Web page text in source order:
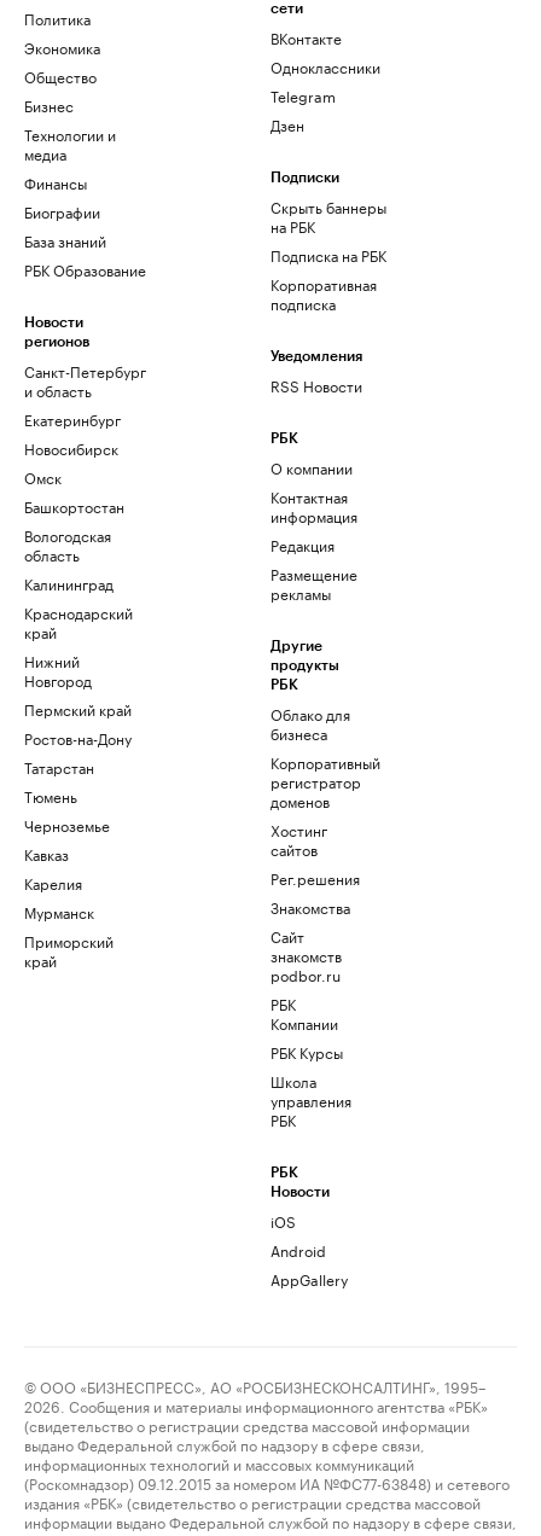
Политика
Экономика
Общество
Бизнес
Технологии и
медиа
Финансы
Биографии
База знаний
РБК Образование
Новости
регионов
Санкт-Петербург
и область
Екатеринбург
Новосибирск
Омск
Башкортостан
Вологодская
область
Калининград
Краснодарский
край
Нижний
Новгород
Пермский край
Ростов-на-Дону
Татарстан
Тюмень
Черноземье
Кавказ
Карелия
Мурманск
Приморский
край
сети
ВКонтакте
Одноклассники
Telegram
Дзен
Подписки
Скрыть баннеры
на РБК
Подписка на РБК
Корпоративная
подписка
Уведомления
RSS Новости
РБК
О компании
Контактная
информация
Редакция
Размещение
рекламы
Другие
продукты
РБК
Облако для
бизнеса
Корпоративный
регистратор
доменов
Хостинг
сайтов
Рег.решения
Знакомства
Сайт
знакомств
podbor.ru
РБК
Компании
РБК Курсы
Школа
управления
РБК
РБК
Новости
iOS
Android
AppGallery
© ООО «БИЗНЕСПРЕСС», АО «РОСБИЗНЕСКОНСАЛТИНГ», 1995–
2026. Сообщения и материалы информационного агентства «РБК»
(свидетельство о регистрации средства массовой информации
выдано Федеральной службой по надзору в сфере связи,
информационных технологий и массовых коммуникаций
(Роскомнадзор) 09.12.2015 за номером ИА №ФС77-63848) и сетевого
издания «РБК» (свидетельство о регистрации средства массовой
информации выдано Федеральной службой по надзору в сфере связи,